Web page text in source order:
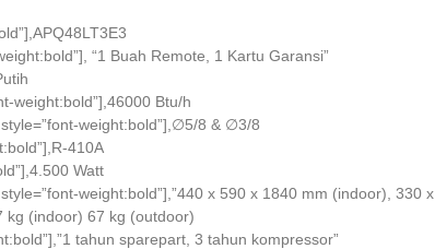
“1 Buah Remote, 1 Kartu Garansi”
weight:bold”],46000 Btu/h
weight:bold”],∅5/8 & ∅3/8
410A
Watt
weight:bold”],”440 x 590 x 1840 mm (indoor), 330
kg (indoor) 67 kg (outdoor)
tahun sparepart, 3 tahun kompressor”